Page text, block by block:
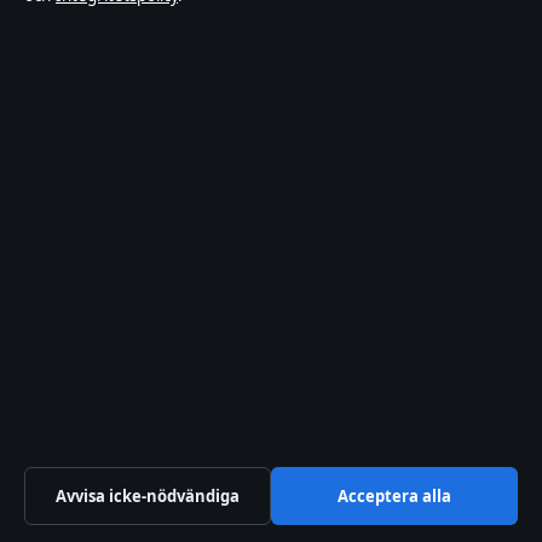
Ekonomi
Avvisa icke-nödvändiga Acceptera alla